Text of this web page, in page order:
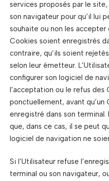
services proposés par le
son navigateur pour qu’il lui
souhaite ou non les
Cookies soient enregistrés
contraire, qu’ils soient
selon leur émetteur.
configurer son logiciel de
l’acceptation ou le refus des
ponctuellement, avant
enregistré dans son
que, dans ce cas, il se peut
logiciel de navigation ne
Si l’Utilisateur refuse
terminal ou son navigateur,